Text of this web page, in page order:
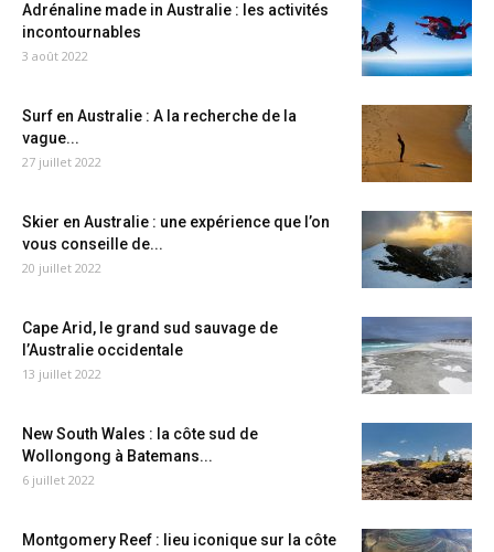
Adrénaline made in Australie : les activités
incontournables
3 août 2022
Surf en Australie : A la recherche de la
vague...
27 juillet 2022
Skier en Australie : une expérience que l’on
vous conseille de...
20 juillet 2022
Cape Arid, le grand sud sauvage de
l’Australie occidentale
13 juillet 2022
New South Wales : la côte sud de
Wollongong à Batemans...
6 juillet 2022
Montgomery Reef : lieu iconique sur la côte